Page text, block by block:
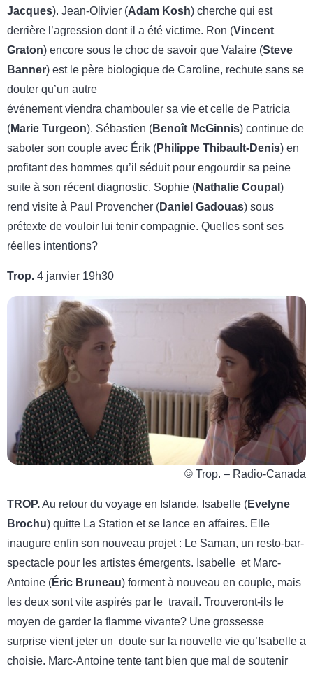
Jacques). Jean-Olivier (Adam Kosh) cherche qui est
derrière l’agression dont il a été victime. Ron (Vincent
Graton) encore sous le choc de savoir que Valaire (Steve
Banner) est le père biologique de Caroline, rechute sans se
douter qu’un autre
événement viendra chambouler sa vie et celle de Patricia
(Marie Turgeon). Sébastien (Benoît McGinnis) continue de
saboter son couple avec Érik (Philippe Thibault-Denis) en
profitant des hommes qu’il séduit pour engourdir sa peine
suite à son récent diagnostic. Sophie (Nathalie Coupal )
rend visite à Paul Provencher (Daniel Gadouas) sous
prétexte de vouloir lui tenir compagnie. Quelles sont ses
réelles intentions?
Trop. 4 janvier 19h30
© Trop. – Radio-Canada
TROP.Au retour du voyage en Islande, Isabelle (Evelyne
Brochu) quitte La Station et se lance en affaires. Elle
inaugure enfin son nouveau projet : Le Saman, un resto-bar-
spectacle pour les artistes émergents. Isabelle et Marc-
Antoine (Éric Bruneau) forment à nouveau en couple, mais
les deux sont vite aspirés par le travail. Trouveront-ils le
moyen de garder la flamme vivante? Une grossesse
surprise vient jeter un doute sur la nouvelle vie qu’Isabelle a
choisie. Marc-Antoine tente tant bien que mal de soutenir